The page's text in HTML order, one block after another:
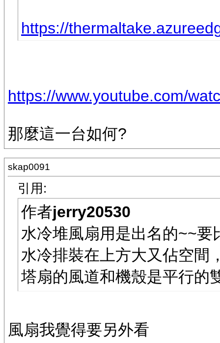
https://
https://www.youtube.com/
那麼這一台如何?
skap0091
引用:
作者jerry20530
水冷堆風扇用是出名的~~要
水冷排裝在上方大又佔空間
塔扇的風道和機殼是平行的
風扇我覺得要另外看